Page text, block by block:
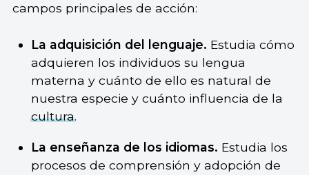
campos principales de acción:
La adquisición del lenguaje. Estudia cómo
adquieren los individuos su lengua
materna y cuánto de ello es natural de
nuestra especie y cuánto influencia de la
cultura.
La enseñanza de los idiomas. Estudia los
procesos de comprensión y adopción de